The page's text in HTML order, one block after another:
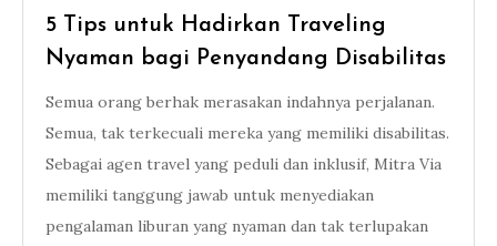
5 Tips untuk Hadirkan Traveling
Nyaman bagi Penyandang Disabilitas
Semua orang berhak merasakan indahnya perjalanan.
Semua, tak terkecuali mereka yang memiliki disabilitas.
Sebagai agen travel yang peduli dan inklusif, Mitra Via
memiliki tanggung jawab untuk menyediakan
pengalaman liburan yang nyaman dan tak terlupakan